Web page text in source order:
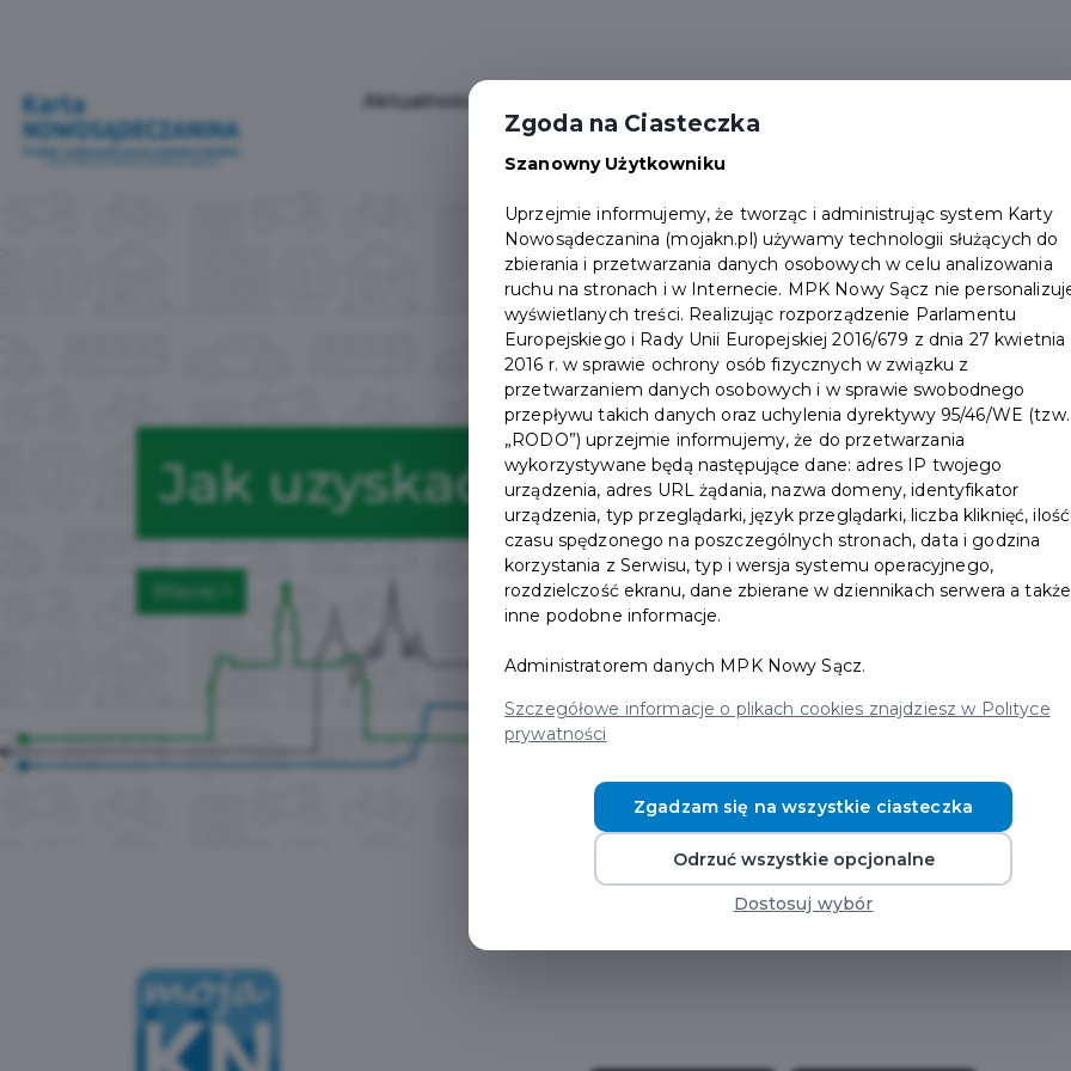
Aktualności
Gdzie odebrać kartę
Jak uzyskać Kartę
Więcej
Zgoda na Ciasteczka
Szanowny Użytkowniku
Uprzejmie informujemy, że tworząc i administrując system Karty
Nowosądeczanina (mojakn.pl) używamy technologii służących do
zbierania i przetwarzania danych osobowych w celu analizowania
ruchu na stronach i w Internecie. MPK Nowy Sącz nie
wyświetlanych treści. Realizując rozporządzenie Parlamentu
Europejskiego i Rady Unii Europejskiej 2016/679 z dnia 27 kwietnia
2016 r. w sprawie ochrony osób fizycznych w związku z
przetwarzaniem danych osobowych i w sprawie swobodnego
przepływu takich danych oraz uchylenia dyrektywy 95/46/WE (tzw.
„RODO”) uprzejmie informujemy, że do przetwarzania
wykorzystywane będą następujące dane: adres IP twojego
urządzenia, adres URL żądania, nazwa domeny, identyfikator
urządzenia, typ przeglądarki, język przeglądarki, liczba kliknięć, ilość
czasu spędzonego na poszczególnych stronach, data i godzina
korzystania z Serwisu, typ i wersja systemu operacyjnego,
rozdzielczość ekranu, dane zbierane w dziennikach serwera a także
inne podobne informacje.
Administratorem danych MPK Nowy Sącz.
Szczegółowe informacje o plikach cookies znajdziesz w Polityce
prywatności
Zgadzam się na wszystkie ciasteczka
Odrzuć wszystkie opcjonalne
Dostosuj wybór